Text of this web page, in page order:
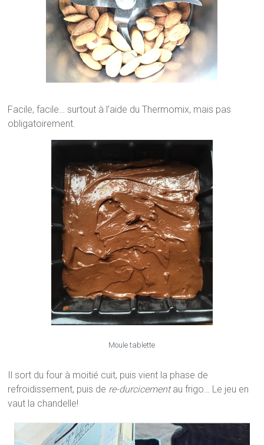
Facile, facile… surtout à l’aide du Thermomix, mais pas
obligatoirement.
Moule tablette
Il sort du four à moitié cuit, puis vient la phase de
refroidissement, puis de re-durcicementau frigo… Le jeu en
vaut la chandelle!